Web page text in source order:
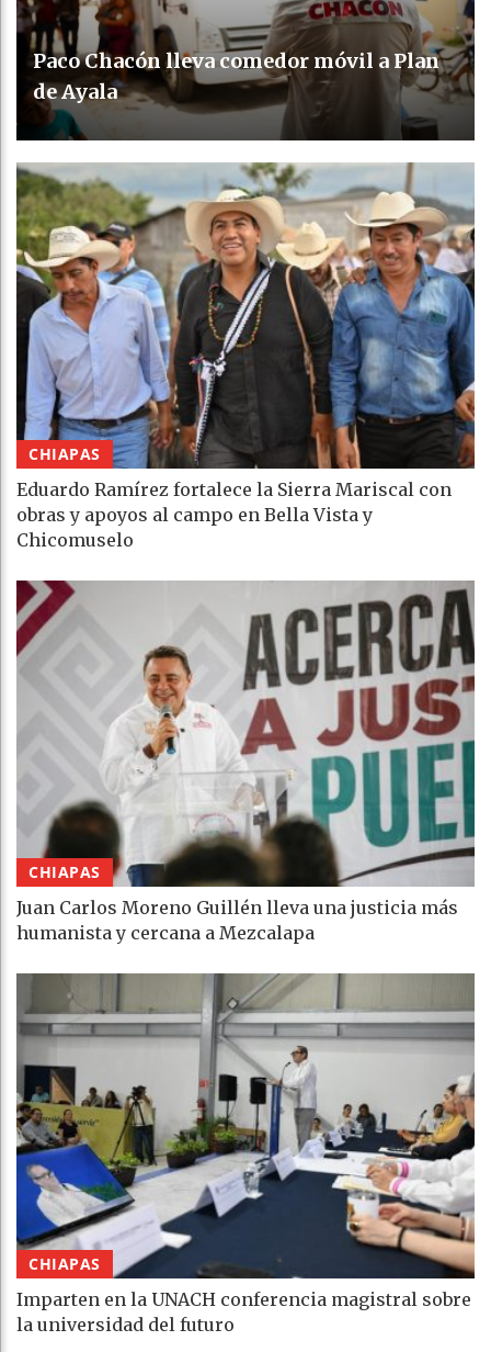
Paco Chacón lleva comedor móvil a Plan
de Ayala
CHIAPAS
Eduardo Ramírez fortalece la Sierra Mariscal con
obras y apoyos al campo en Bella Vista y
Chicomuselo
CHIAPAS
Juan Carlos Moreno Guillén lleva una justicia más
humanista y cercana a Mezcalapa
CHIAPAS
Imparten en la UNACH conferencia magistral sobre
la universidad del futuro